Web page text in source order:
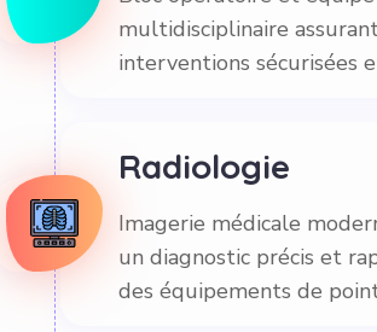
multidisciplinaire
interventions sécurisées
Radiologie
Imagerie médicale
un diagnostic précis et
des équipements de